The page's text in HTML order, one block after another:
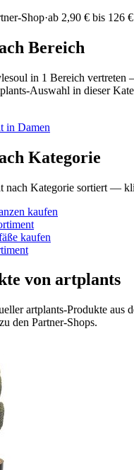
Shop·ab 2,90 € bis 126 €
Bereich
in 1 Bereich vertreten
-Auswahl in dieser
in Damen
Kategorie
nach Kategorie sortiert —
kaufen
kaufen
von artplants
artplants-Produkte aus
den Partner-Shops.